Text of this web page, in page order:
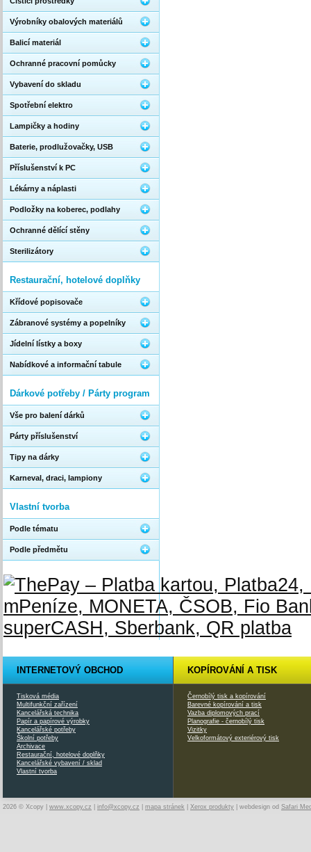
Výrobníky obalových materiálů
Balicí materiál
Ochranné pracovní pomůcky
Vybavení do skladu
Spotřební elektro
Lampičky a hodiny
Baterie, prodlužovačky, USB
Příslušenství k PC
Lékárny a náplasti
Podložky na koberec, podlahy
Ochranné dělící stěny
Sterilizátory
Restaurační, hotelové doplňky
Křídové popisovače
Zábranové systémy a popelníky
Jídelní lístky a boxy
Nabídkové a informační tabule
Dárkové potřeby / Párty program
Vše pro balení dárků
Párty příslušenství
Tipy na dárky
Karneval, draci, lampiony
Vlastní tvorba
Podle tématu
Podle předmětu
INTERNETOVÝ OBCHOD
Tisková média
Multifunkční zařízení
Kancelářská technika
Papír a papírové výrobky
Kancelářské potřeby
Školní potřeby
Archivace
Restaurační, hotelové doplňky
Kancelářské vybavení / sklad
Vlastní tvorba
KOPÍROVÁNÍ A TISK
Černobílý tisk a kopírování
Barevné kopírování a tisk
Vazba diplomových prací
Planografie - černobílý tisk
Vizitky
Velkoformátový exteriérový tisk
2026 © Xcopy | www.xcopy.cz info@xcopy.cz mapa stránek Xerox produkty | webdesign od Safari